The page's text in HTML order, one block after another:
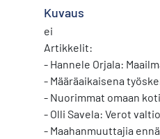
Kuvaus
ei
Artikkelit:
- Hannele Orjala:
- Määräaikaisena
- Nuorimmat omaan
- Olli Savela: Verot
- Maahanmuuttajia